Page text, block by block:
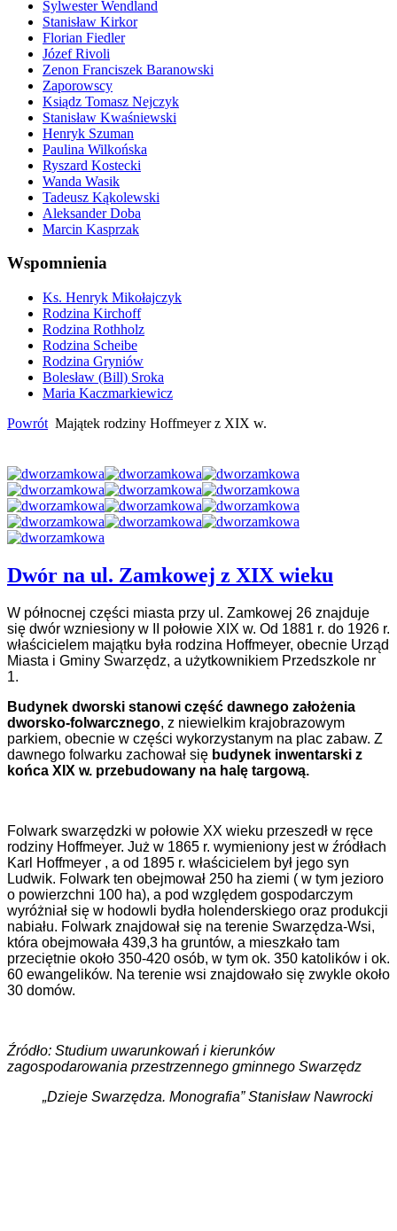
Sylwester Wendland
Stanisław Kirkor
Florian Fiedler
Józef Rivoli
Zenon Franciszek Baranowski
Zaporowscy
Ksiądz Tomasz Nejczyk
Stanisław Kwaśniewski
Henryk Szuman
Paulina Wilkońska
Ryszard Kostecki
Wanda Wasik
Tadeusz Kąkolewski
Aleksander Doba
Marcin Kasprzak
Wspomnienia
Ks. Henryk Mikołajczyk
Rodzina Kirchoff
Rodzina Rothholz
Rodzina Scheibe
Rodzina Gryniów
Bolesław (Bill) Sroka
Maria Kaczmarkiewicz
Powrót Majątek rodziny Hoffmeyer z XIX w.
Dwór na ul. Zamkowej z XIX wieku
W północnej części miasta przy ul. Zamkowej 26 znajduje
się dwór wzniesiony w II połowie XIX w. Od 1881 r. do 1926 r.
właścicielem majątku była rodzina Hoffmeyer, obecnie Urząd
Miasta i Gminy Swarzędz, a użytkownikiem Przedszkole nr
1.
Budynek dworski stanowi część dawnego założenia
dworsko-folwarcznego, z niewielkim krajobrazowym
parkiem, obecnie w części wykorzystanym na plac zabaw. Z
dawnego folwarku zachował się budynek inwentarski z
końca XIX w. przebudowany na halę targową.
Folwark swarzędzki w połowie XX wieku przeszedł w ręce
rodziny Hoffmeyer. Już w 1865 r. wymieniony jest w źródłach
Karl Hoffmeyer , a od 1895 r. właścicielem był jego syn
Ludwik. Folwark ten obejmował 250 ha ziemi ( w tym jezioro
o powierzchni 100 ha), a pod względem gospodarczym
wyróżniał się w hodowli bydła holenderskiego oraz produkcji
nabiału. Folwark znajdował się na terenie Swarzędza-Wsi,
która obejmowała 439,3 ha gruntów, a mieszkało tam
przeciętnie około 350-420 osób, w tym ok. 350 katolików i ok.
60 ewangelików. Na terenie wsi znajdowało się zwykle około
30 domów.
Źródło: Studium uwarunkowań i kierunków
zagospodarowania przestrzennego gminnego Swarzędz
„Dzieje Swarzędza. Monografia” Stanisław Nawrocki